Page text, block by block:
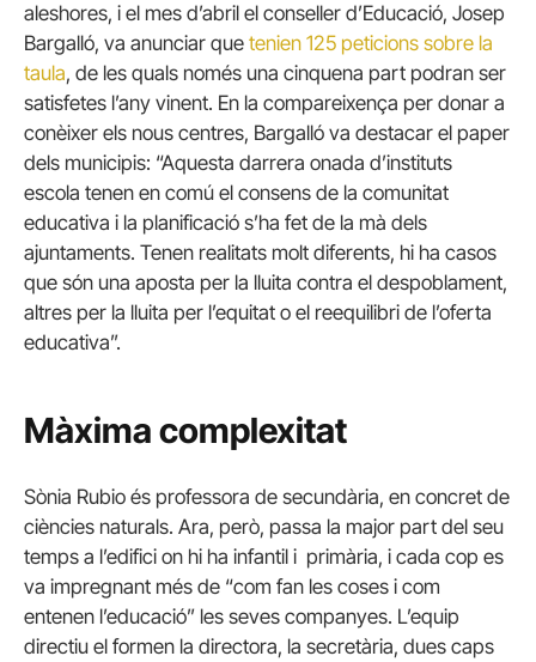
aleshores, i el mes d’abril el conseller d’Educació, Josep
Bargalló, va anunciar que tenien 125 peticions sobre la
taula, de les quals només una cinquena part podran ser
satisfetes l’any vinent. En la compareixença per donar a
conèixer els nous centres, Bargalló va destacar el paper
dels municipis: “Aquesta darrera onada d’instituts
escola tenen en comú el consens de la comunitat
educativa i la planificació s’ha fet de la mà dels
ajuntaments. Tenen realitats molt diferents, hi ha casos
que són una aposta per la lluita contra el despoblament,
altres per la lluita per l’equitat o el reequilibri de l’oferta
educativa”.
Màxima complexitat
Sònia Rubio és professora de secundària, en concret de
ciències naturals. Ara, però, passa la major part del seu
temps a l’edifici on hi ha infantil i primària, i cada cop es
va impregnant més de “com fan les coses i com
entenen l’educació” les seves companyes. L’equip
directiu el formen la directora, la secretària, dues caps